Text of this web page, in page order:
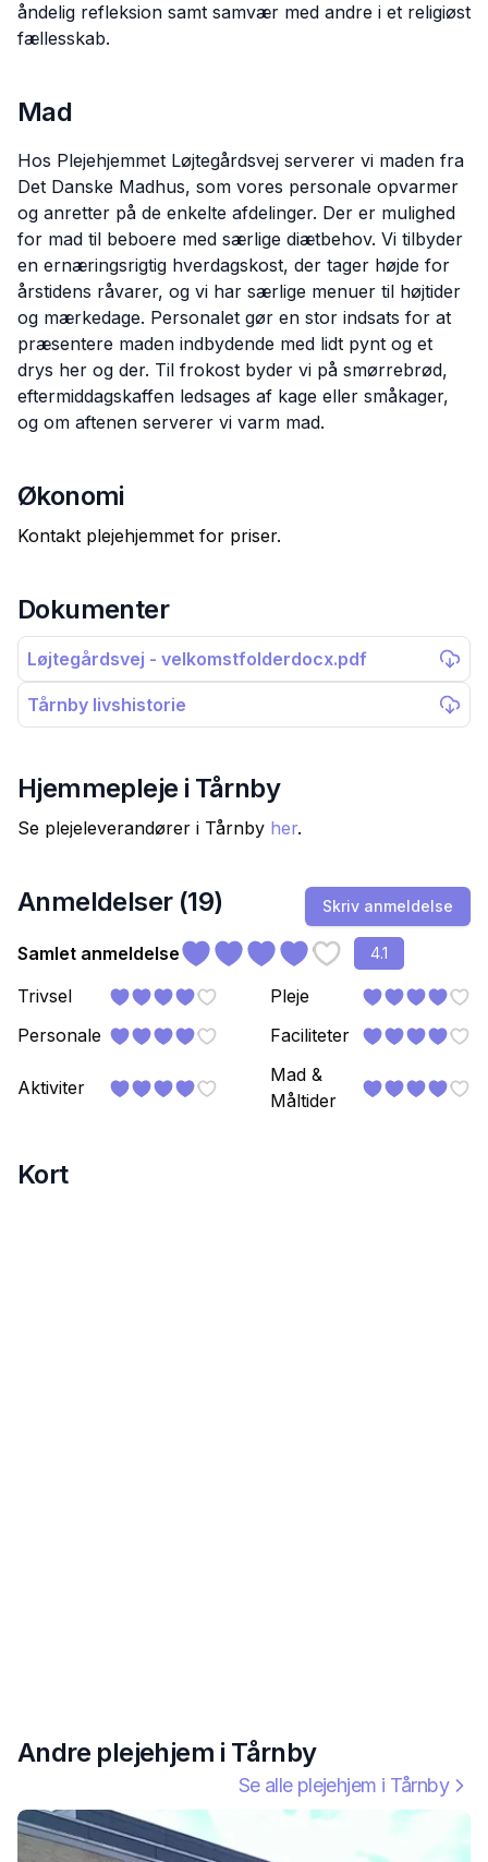
åndelig refleksion samt samvær med andre i et religiøst
fællesskab.
Mad
Hos Plejehjemmet Løjtegårdsvej serverer vi maden fra
Det Danske Madhus, som vores personale opvarmer
og anretter på de enkelte afdelinger. Der er mulighed
for mad til beboere med særlige diætbehov. Vi tilbyder
en ernæringsrigtig hverdagskost, der tager højde for
årstidens råvarer, og vi har særlige menuer til højtider
og mærkedage. Personalet gør en stor indsats for at
præsentere maden indbydende med lidt pynt og et
drys her og der. Til frokost byder vi på smørrebrød,
eftermiddagskaffen ledsages af kage eller småkager,
og om aftenen serverer vi varm mad.
Økonomi
Kontakt plejehjemmet for priser.
Dokumenter
Løjtegårdsvej - velkomstfolderdocx.pdf
Tårnby livshistorie
Hjemmepleje i Tårnby
Se plejeleverandører i Tårnby her.
Anmeldelser (19) Skriv anmeldelse
Samlet anmeldelse 4.1
Trivsel
Pleje
Personale
Faciliteter
Aktiviter
Mad &
Måltider
Kort
Andre plejehjem i Tårnby
Se alle plejehjem i Tårnby